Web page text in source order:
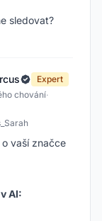
sledovat?
Expert
chování·
vaší značce
AI: